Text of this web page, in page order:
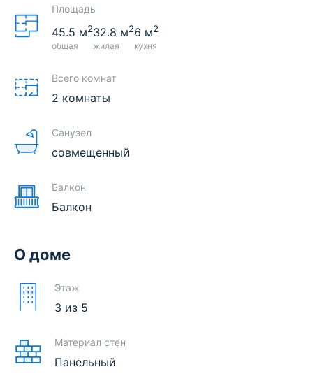
Площадь
45.5 м2
общая
32.8 м2
жилая
6 м2
кухня
Всего комнат
2 комнаты
Санузел
совмещенный
Балкон
Балкон
О доме
Этаж
3 из 5
Материал стен
Панельный